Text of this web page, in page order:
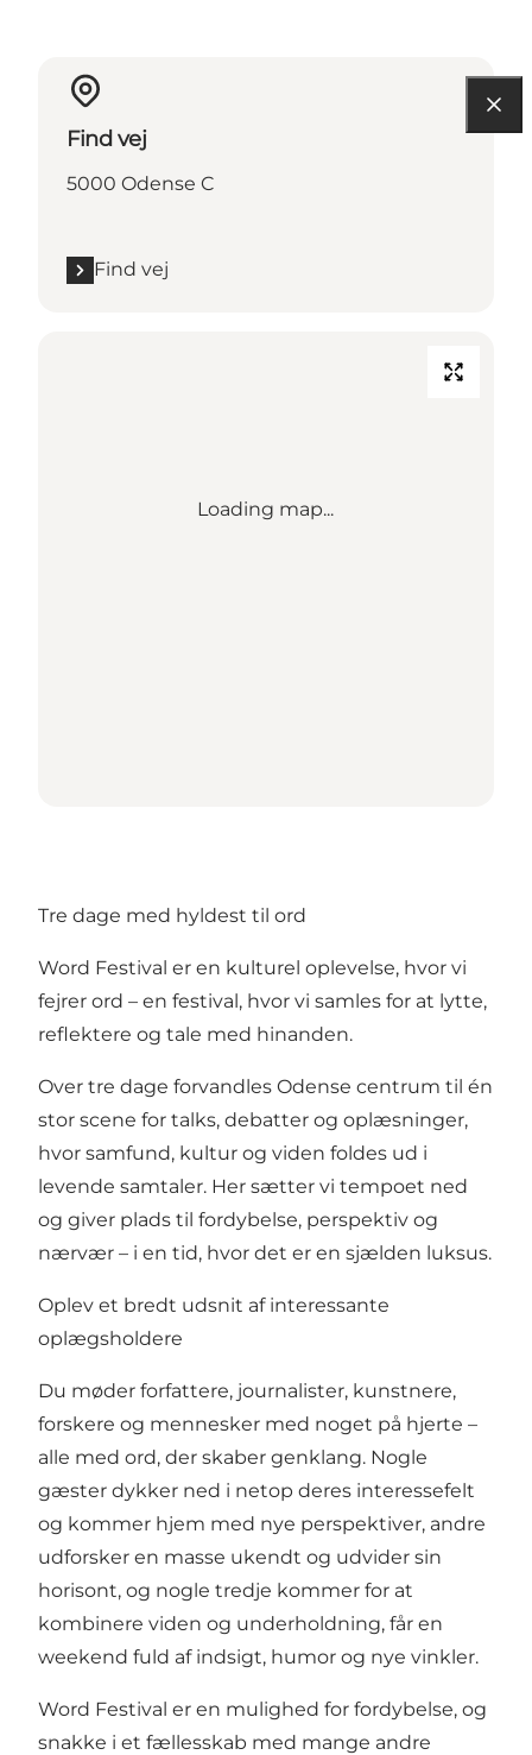
Find vej
5000 Odense C
Find vej
Loading map...
Tre dage med hyldest til ord
Word Festival er en kulturel oplevelse, hvor vi
fejrer ord – en festival, hvor vi samles for at lytte,
reflektere og tale med hinanden.
Over tre dage forvandles Odense centrum til én
stor scene for talks, debatter og oplæsninger,
hvor samfund, kultur og viden foldes ud i
levende samtaler. Her sætter vi tempoet ned
og giver plads til fordybelse, perspektiv og
nærvær – i en tid, hvor det er en sjælden luksus.
Oplev et bredt udsnit af interessante
oplægsholdere
Du møder forfattere, journalister, kunstnere,
forskere og mennesker med noget på hjerte –
alle med ord, der skaber genklang. Nogle
gæster dykker ned i netop deres interessefelt
og kommer hjem med nye perspektiver, andre
udforsker en masse ukendt og udvider sin
horisont, og nogle tredje kommer for at
kombinere viden og underholdning, får en
weekend fuld af indsigt, humor og nye vinkler.
Word Festival er en mulighed for fordybelse, og
snakke i et fællesskab med mange andre